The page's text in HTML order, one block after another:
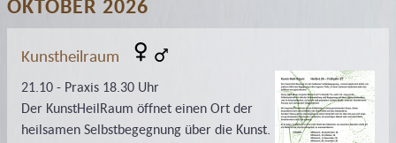
OKTOBER 2026
Kunstheilraum
21.10 - Praxis 18.30 Uhr
Der KunstHeilRaum öffnet einen Ort der
heilsamen Selbstbegegnung über die Kunst.